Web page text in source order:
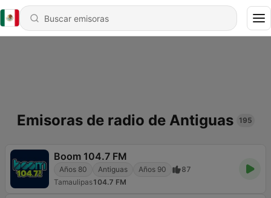
Emisoras de radio de Antiguas 195
Boom 104.7 FM
Años 80 Antiguas Años 90
87
Tamaulipas104.7 FM